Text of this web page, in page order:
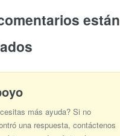
están
más ayuda? Si no
una respuesta, contáctenos